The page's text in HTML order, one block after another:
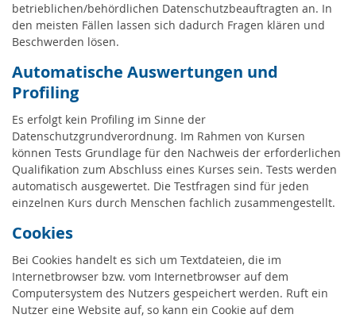
betrieblichen/behördlichen Datenschutzbeauftragten an. In
den meisten Fällen lassen sich dadurch Fragen klären und
Beschwerden lösen.
Automatische Auswertungen und
Profiling
Es erfolgt kein Profiling im Sinne der
Datenschutzgrundverordnung. Im Rahmen von Kursen
können Tests Grundlage für den Nachweis der erforderlichen
Qualifikation zum Abschluss eines Kurses sein. Tests werden
automatisch ausgewertet. Die Testfragen sind für jeden
einzelnen Kurs durch Menschen fachlich zusammengestellt.
Cookies
Bei Cookies handelt es sich um Textdateien, die im
Internetbrowser bzw. vom Internetbrowser auf dem
Computersystem des Nutzers gespeichert werden. Ruft ein
Nutzer eine Website auf, so kann ein Cookie auf dem